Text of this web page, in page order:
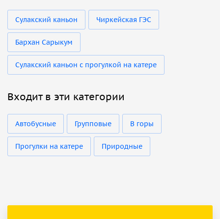
Сулакский каньон Чиркейская ГЭС
Бархан Сарыкум
Сулакский каньон с прогулкой на катере
Входит в эти категории
Автобусные Групповые В горы
Прогулки на катере Природные